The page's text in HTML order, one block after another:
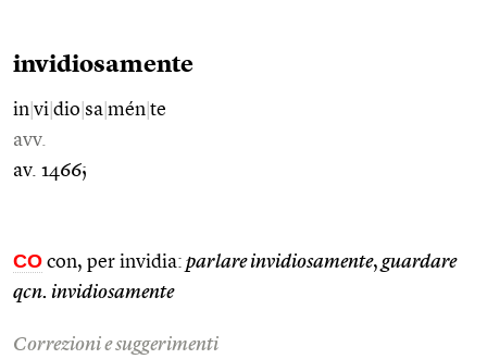
invidiosamente
in vi dio sa mén te
avv.
av. 1466;
CO con, per invidia: parlare invidiosamente, guardare
qcn. invidiosamente
Correzioni e suggerimenti